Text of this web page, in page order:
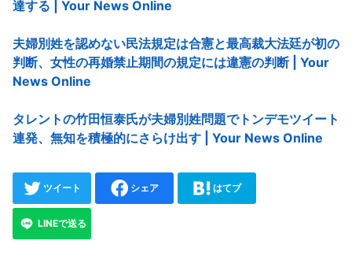
達する | Your News Online
夫婦別姓を認めない民法規定は合憲と最高裁大法廷が初の
判断、女性の再婚禁止期間の規定には違憲の判断 | Your
News Online
タレントの竹田恒泰氏が夫婦別姓問題でトンデモツイート
連発、無知を積極的にさらけ出す | Your News Online
ツイート シェア はてブ
LINEで送る